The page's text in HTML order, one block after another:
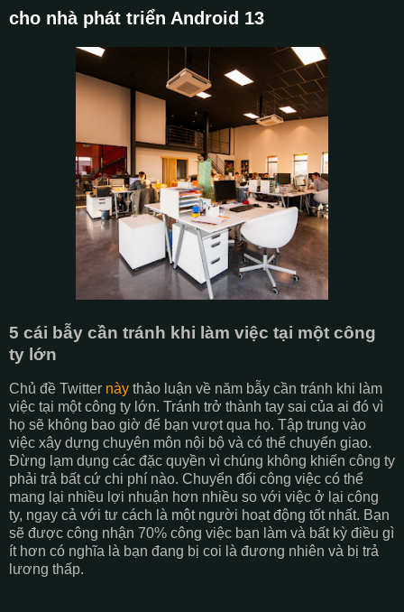
cho nhà phát triển Android 13
5 cái bẫy cần tránh khi làm việc tại một công
ty lớn
Chủ đề Twitter này thảo luận về năm bẫy cần tránh khi làm
việc tại một công ty lớn. Tránh trở thành tay sai của ai đó vì
họ sẽ không bao giờ để bạn vượt qua họ. Tập trung vào
việc xây dựng chuyên môn nội bộ và có thể chuyển giao.
Đừng lạm dụng các đặc quyền vì chúng không khiến công ty
phải trả bất cứ chi phí nào. Chuyển đổi công việc có thể
mang lại nhiều lợi nhuận hơn nhiều so với việc ở lại công
ty, ngay cả với tư cách là một người hoạt động tốt nhất. Bạn
sẽ được công nhận 70% công việc bạn làm và bất kỳ điều gì
ít hơn có nghĩa là bạn đang bị coi là đương nhiên và bị trả
lương thấp.